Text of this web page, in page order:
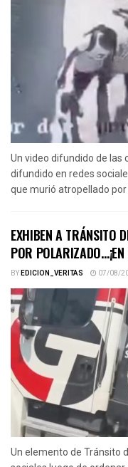
Un video difundido de las
difundido en redes
que murió atropellado por
EXHIBEN A TRÁNSITO
POR
BYEDICION_VERITAS 07/08/
Un elemento de Tránsito